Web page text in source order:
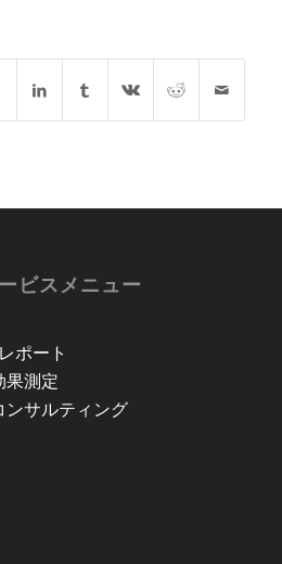
ビスメニュー
ポート
果測定
ンサルティング